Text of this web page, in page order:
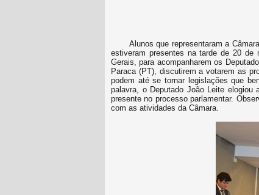
Alunos que representaram a
estiveram presentes na tarde de 20 de
Gerais, para acompanharem os
Paraca (PT), discutirem a votarem as
podem até se tornar legislações que
palavra, o Deputado João Leite elogiou
presente no processo parlamentar.
com as atividades da Câmara.